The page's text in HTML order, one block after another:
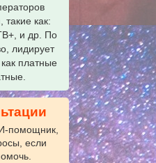
такие как:
и др. По
лидирует
платные
если